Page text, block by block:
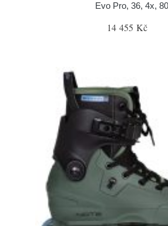
Evo Pro, 36, 4x, 80
14 455 Kč